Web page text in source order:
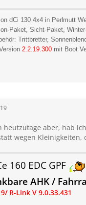
dCi 130 4x4 in Perlmutt
Paket, Sicht-Paket,
Trittbretter,
2.2.19.300 mit Boot
heutzutage aber, hab
wegen Kleinigkeiten,
160 EDC GPF
AHK /
/ R-Link V 9.0.33.431